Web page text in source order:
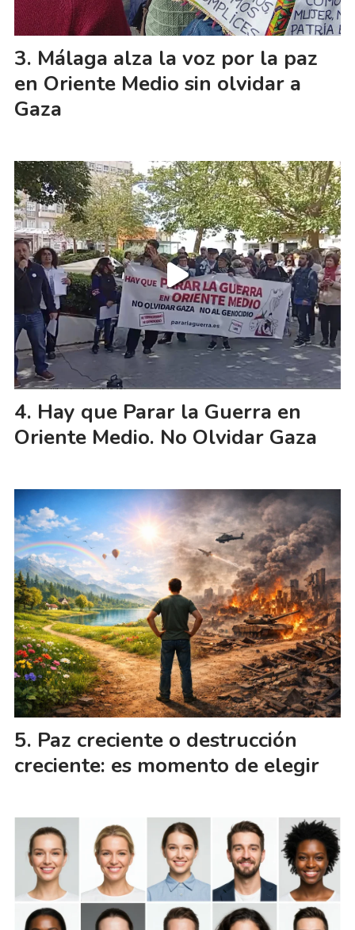
Málaga alza la voz por la paz
en Oriente Medio sin olvidar a
Gaza
Hay que Parar la Guerra en
Oriente Medio. No Olvidar Gaza
Paz creciente o destrucción
creciente: es momento de elegir